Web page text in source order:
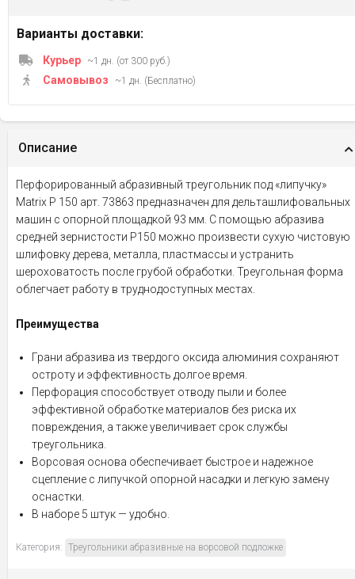
Варианты доставки:
Курьер ~1 дн. (от 300 руб.)
Самовывоз ~1 дн. (Бесплатно)
Описание
Перфорированный абразивный треугольник под «липучку»
Matrix Р 150 арт. 73863 предназначен для дельташлифовальных
машин с опорной площадкой 93 мм. С помощью абразива
средней зернистости Р150 можно произвести сухую чистовую
шлифовку дерева, металла, пластмассы и устранить
шероховатость после грубой обработки. Треугольная форма
облегчает работу в труднодоступных местах.
Преимущества
Грани абразива из твердого оксида алюминия сохраняют
остроту и эффективность долгое время.
Перфорация способствует отводу пыли и более
эффективной обработке материалов без риска их
повреждения, а также увеличивает срок службы
треугольника.
Ворсовая основа обеспечивает быстрое и надежное
сцепление с липучкой опорной насадки и легкую замену
оснастки.
В наборе 5 штук — удобно.
Категория: Треугольники абразивные на ворсовой подложке